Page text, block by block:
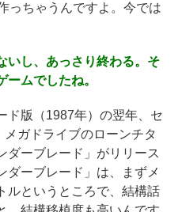
っちゃうんですよ。今では
し、あっさり終わる。そ
ムでしたね。
版（1987年）の翌年、セ
ガドライブのローンチタ
ダーブレード」がリリース
ダーブレード」は、まずメ
ルというところで、結構話